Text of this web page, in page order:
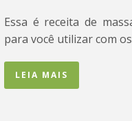
Essa é receita de
para você utilizar com
LEIA MAIS